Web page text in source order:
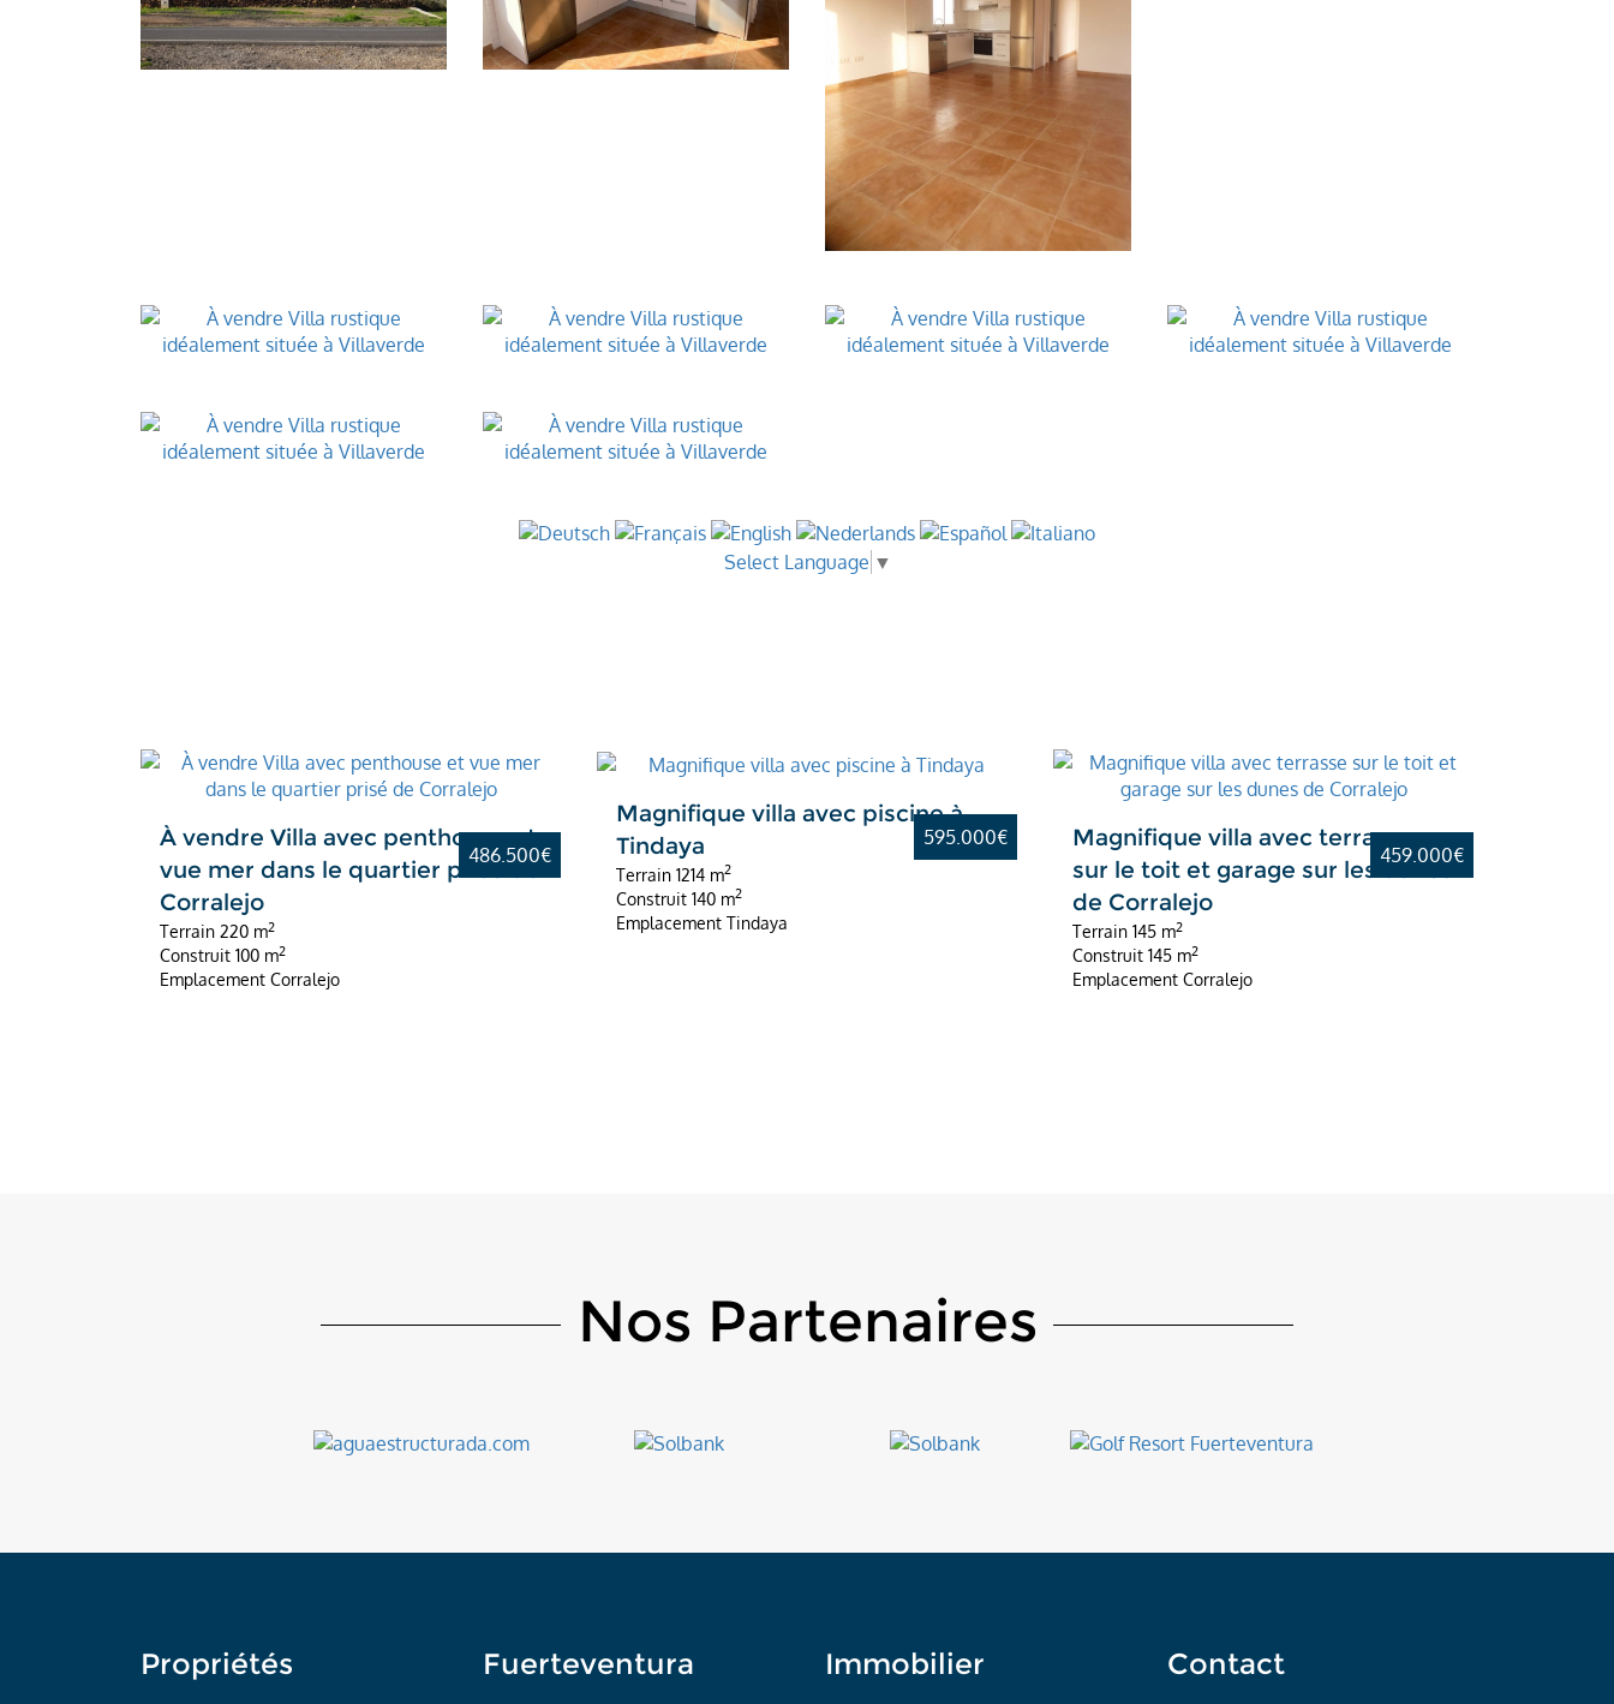
Select Language ▼
486.500€
À vendre Villa avec penthouse et
vue mer dans le quartier prisé de
Corralejo
Terrain 220 m2
Construit 100 m2
Emplacement Corralejo
595.000€
Magnifique villa avec piscine à
Tindaya
Terrain 1214 m2
Construit 140 m2
Emplacement Tindaya
459.000€
Magnifique villa avec terrasse
sur le toit et garage sur les dunes
de Corralejo
Terrain 145 m2
Construit 145 m2
Emplacement Corralejo
Nos Partenaires
Propriétés Fuerteventura Immobilier Contact